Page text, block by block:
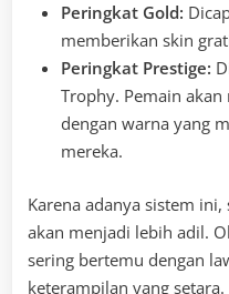
Peringkat Gold:
memberikan skin
Peringkat Prestige:
Trophy. Pemain
dengan warna yang
mereka.
Karena adanya sistem ini,
akan menjadi lebih adil.
sering bertemu dengan
keterampilan yang setara.